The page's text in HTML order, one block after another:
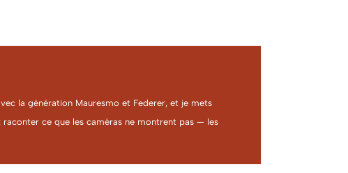
la génération Mauresmo et Federer, et je mets
raconter ce que les caméras ne montrent pas — les